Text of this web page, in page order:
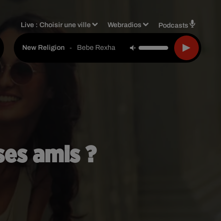
Live :Choisir une ville Webradios Podcasts
New Religion - Bebe Rexha
amis ?